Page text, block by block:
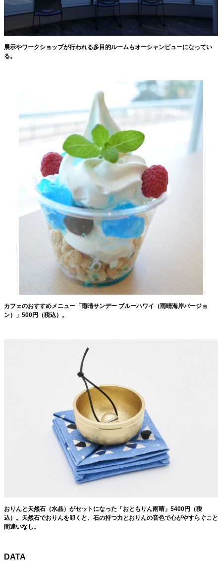
展示やワークショップが行われる多目的ルームもオーシャンビューになってい
る。
カフェのおすすめメニュー「雨晴サンデー ブルーハワイ（雨晴海岸バージョ
ン）」500円（税込）。
おりんと天然石（水晶）がセットになった「おともりん雨晴」5400円（税
込）。天然石でおりんを叩くと、石の持つ力とおりんの音色で心がやすらぐこと
間違いなし。
DATA